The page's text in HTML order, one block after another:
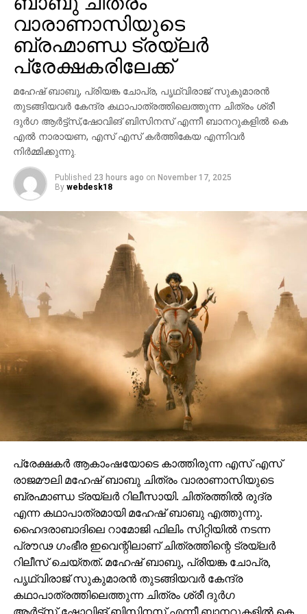
വാരാണാസിയുടെ
ബ്രഹ്മാണ്ഡ ട്രയ്ലർ
പ്രേക്ഷകരിലേക്ക്
മഹേഷ് ബാബു, പ്രിയങ്ക ചോപ്ര, പൃഥ്വിരാജ് സുകുമാരൻ
തുടങ്ങിയവർ കേന്ദ്ര കഥാപാത്രത്തിലെത്തുന്ന ചിത്രം ശ്രീ
ദുർഗ ആർട്ട്സ്,ഷോവിങ് ബിസിനസ് എന്നീ ബാനറുകളിൽ കെ
എൽ നാരായണ, എസ് എസ് കർത്തികേയ എന്നിവർ
നിർമ്മിക്കുന്നു.
Published 23 hours ago on November 17, 2025
By webdesk18
പ്രേക്ഷകർ ആകാംഷയോടെ കാത്തിരുന്ന എസ് എസ്
രാജമൗലി മഹേഷ് ബാബു ചിത്രം വാരാണാസിയുടെ
ബ്രഹ്മാണ്ഡ ട്രയ്ലർ റിലീസായി. ചിത്രത്തിൽ രുദ്ര
എന്ന കഥാപാത്രമായി മഹേഷ് ബാബു എത്തുന്നു.
ഹൈദരാബാദിലെ റാമോജി ഫിലിം സിറ്റിയിൽ നടന്ന
പ്രൗഢ ഗംഭീര ഇവെന്റിലാണ് ചിത്രത്തിന്റെ ട്രയ്ലർ
റിലീസ് ചെയ്തത്. മഹേഷ് ബാബു, പ്രിയങ്ക ചോപ്ര,
പൃഥ്വിരാജ് സുകുമാരൻ തുടങ്ങിയവർ കേന്ദ്ര
കഥാപാത്രത്തിലെത്തുന്ന ചിത്രം ശ്രീ ദുർഗ